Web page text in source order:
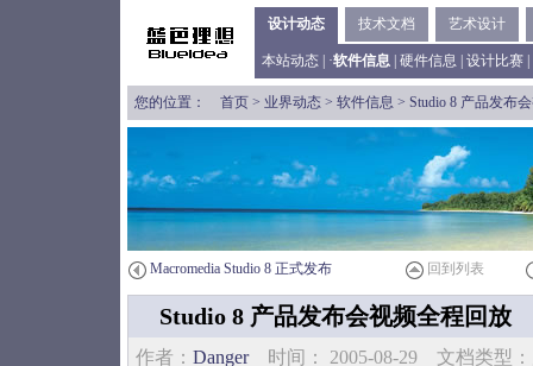
设计动态 技术文档 艺术设计
本站动态 | ·软件信息 硬件信息 设计比赛
您的位置： 首页 > 业界动态 > 软件信息 > Studio 8 产品发布
Macromedia Studio 8 正式发布 回到列表
Studio 8 产品发布会视频全程回放
作者： Danger时间： 2005-08-29 文档类型